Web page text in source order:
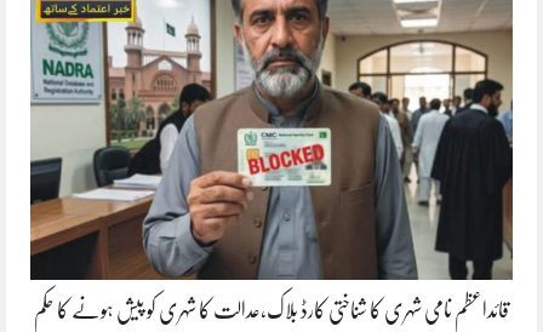
قائداعظم نامی شہری کا شناختی کارڈ بلاک،عدالت کا شہری کو پیش ہونے کا حکم